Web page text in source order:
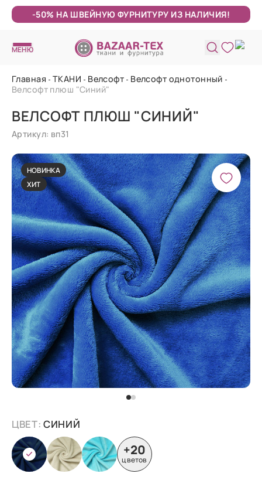
-50% НА ШВЕЙНУЮ ФУРНИТУРУ ИЗ НАЛИЧИЯ!
МЕНЮ
Главная ТКАНИ Велсофт
Велсофт однотонный
Велсофт плюш "Синий"
ВЕЛСОФТ ПЛЮШ "СИНИЙ"
Артикул: вп31
НОВИНКА
ХИТ
ЦВЕТ:СИНИЙ
+20
цветов